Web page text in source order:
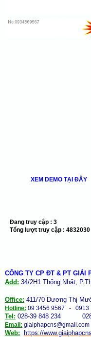
XEM DEMO TẠI ĐÂY
Đang truy cập : 3
Tổng lượt truy cập : 4832030
CÔNG TY CP ĐT & PT GIẢI
Add: 34/2H1 Thống Nhất,
Office: 411/70 Dương Thị
Hotline: 09 3456 9567 - 0913
Tel: 028-39 848 234 028-
Email: giaiphapcns@gmail.com
Web: https://www.giaiphapcns